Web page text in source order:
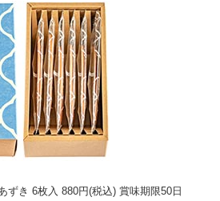
ずき 6枚入 880円(税込) 賞味期限50日